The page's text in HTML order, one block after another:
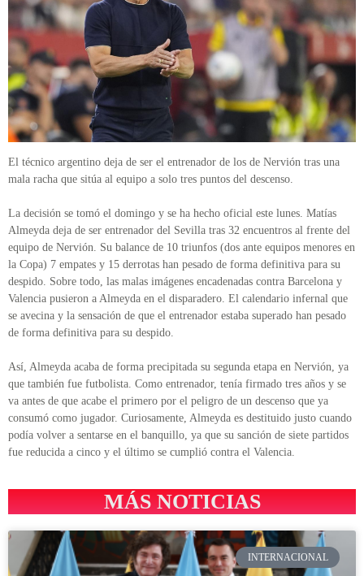
El técnico argentino deja de ser el entrenador de los de Nervión tras una
mala racha que sitúa al equipo a solo tres puntos del descenso.
La decisión se tomó el domingo y se ha hecho oficial este lunes. Matías
Almeyda deja de ser entrenador del Sevilla tras 32 encuentros al frente del
equipo de Nervión. Su balance de 10 triunfos (dos ante equipos menores en
la Copa) 7 empates y 15 derrotas han pesado de forma definitiva para su
despido. Sobre todo, las malas imágenes encadenadas contra Barcelona y
Valencia pusieron a Almeyda en el disparadero. El calendario infernal que
se avecina y la sensación de que el entrenador estaba superado han pesado
de forma definitiva para su despido.
Así, Almeyda acaba de forma precipitada su segunda etapa en Nervión, ya
que también fue futbolista. Como entrenador, tenía firmado tres años y se
va antes de que acabe el primero por el peligro de un descenso que ya
consumó como jugador. Curiosamente, Almeyda es destituido justo cuando
podía volver a sentarse en el banquillo, ya que su sanción de siete partidos
fue reducida a cinco y el último se cumplió contra el Valencia.
MÁS NOTICIAS
INTERNACIONAL